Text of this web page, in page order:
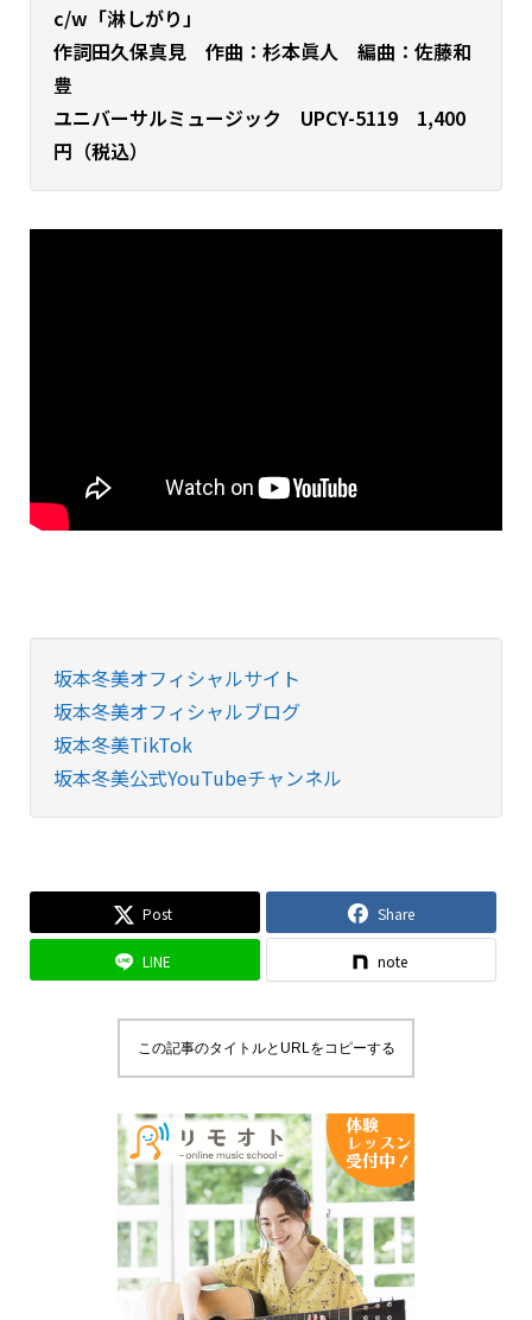
c/w「淋しがり」
作詞⽥久保真⾒ 作曲：杉本眞人 編曲：佐藤和
豊
ユニバーサルミュージック UPCY-5119 1,400
円（税込）
坂本冬美オフィシャルサイト
坂本冬美オフィシャルブログ
坂本冬美TikTok
坂本冬美公式YouTubeチャンネル
Post Share
LINE note
この記事のタイトルとURLをコピーする